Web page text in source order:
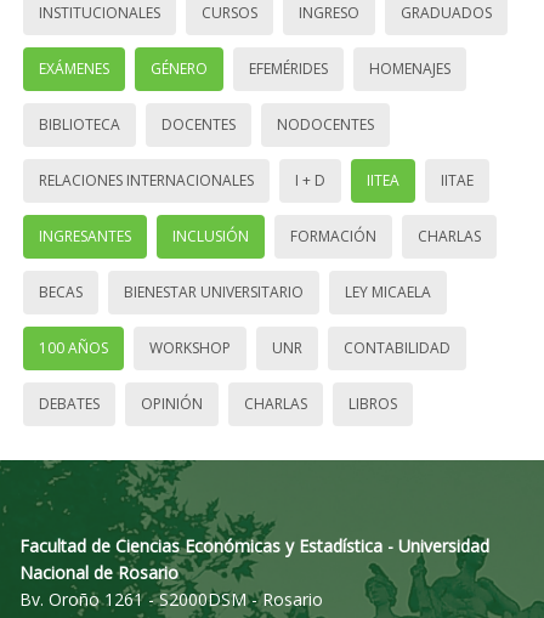
INSTITUCIONALES CURSOS INGRESO GRADUADOS
EXÁMENES GÉNERO EFEMÉRIDES HOMENAJES
BIBLIOTECA DOCENTES NODOCENTES
RELACIONES INTERNACIONALES I + D IITEA IITAE
INGRESANTES INCLUSIÓN FORMACIÓN CHARLAS
BECAS BIENESTAR UNIVERSITARIO LEY MICAELA
100 AÑOS WORKSHOP UNR CONTABILIDAD
DEBATES OPINIÓN CHARLAS LIBROS
Facultad de Ciencias Económicas y Estadística - Universidad
Nacional de Rosario
Bv. Oroño 1261 - S2000DSM - Rosario